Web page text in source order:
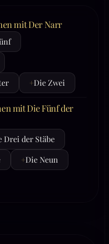
mit Der Narr
+Die Zwei
mit Die Fünf der
Drei der Stäbe
+Die Neun